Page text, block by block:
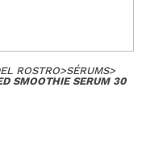
ROSTRO>SÉRUMS>
SMOOTHIE SERUM 30